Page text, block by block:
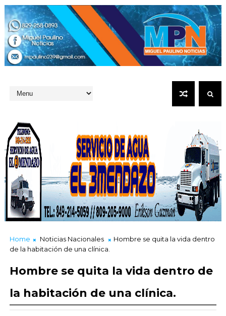
Home Noticias Nacionales
Hombre se quita la vida dentro
de la habitación de una clínica.
Hombre se quita la vida dentro de
la habitación de una clínica.